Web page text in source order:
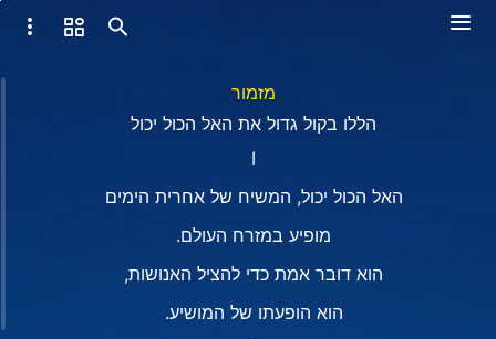
מזמור
הללו בקול גדול את האל הכול יכול
I
האל הכול יכול, המשיח של אחרית הימים
מופיע במזרח העולם.
הוא דובר אמת כדי להציל האנושות,
הוא הופעתו של המושיע.